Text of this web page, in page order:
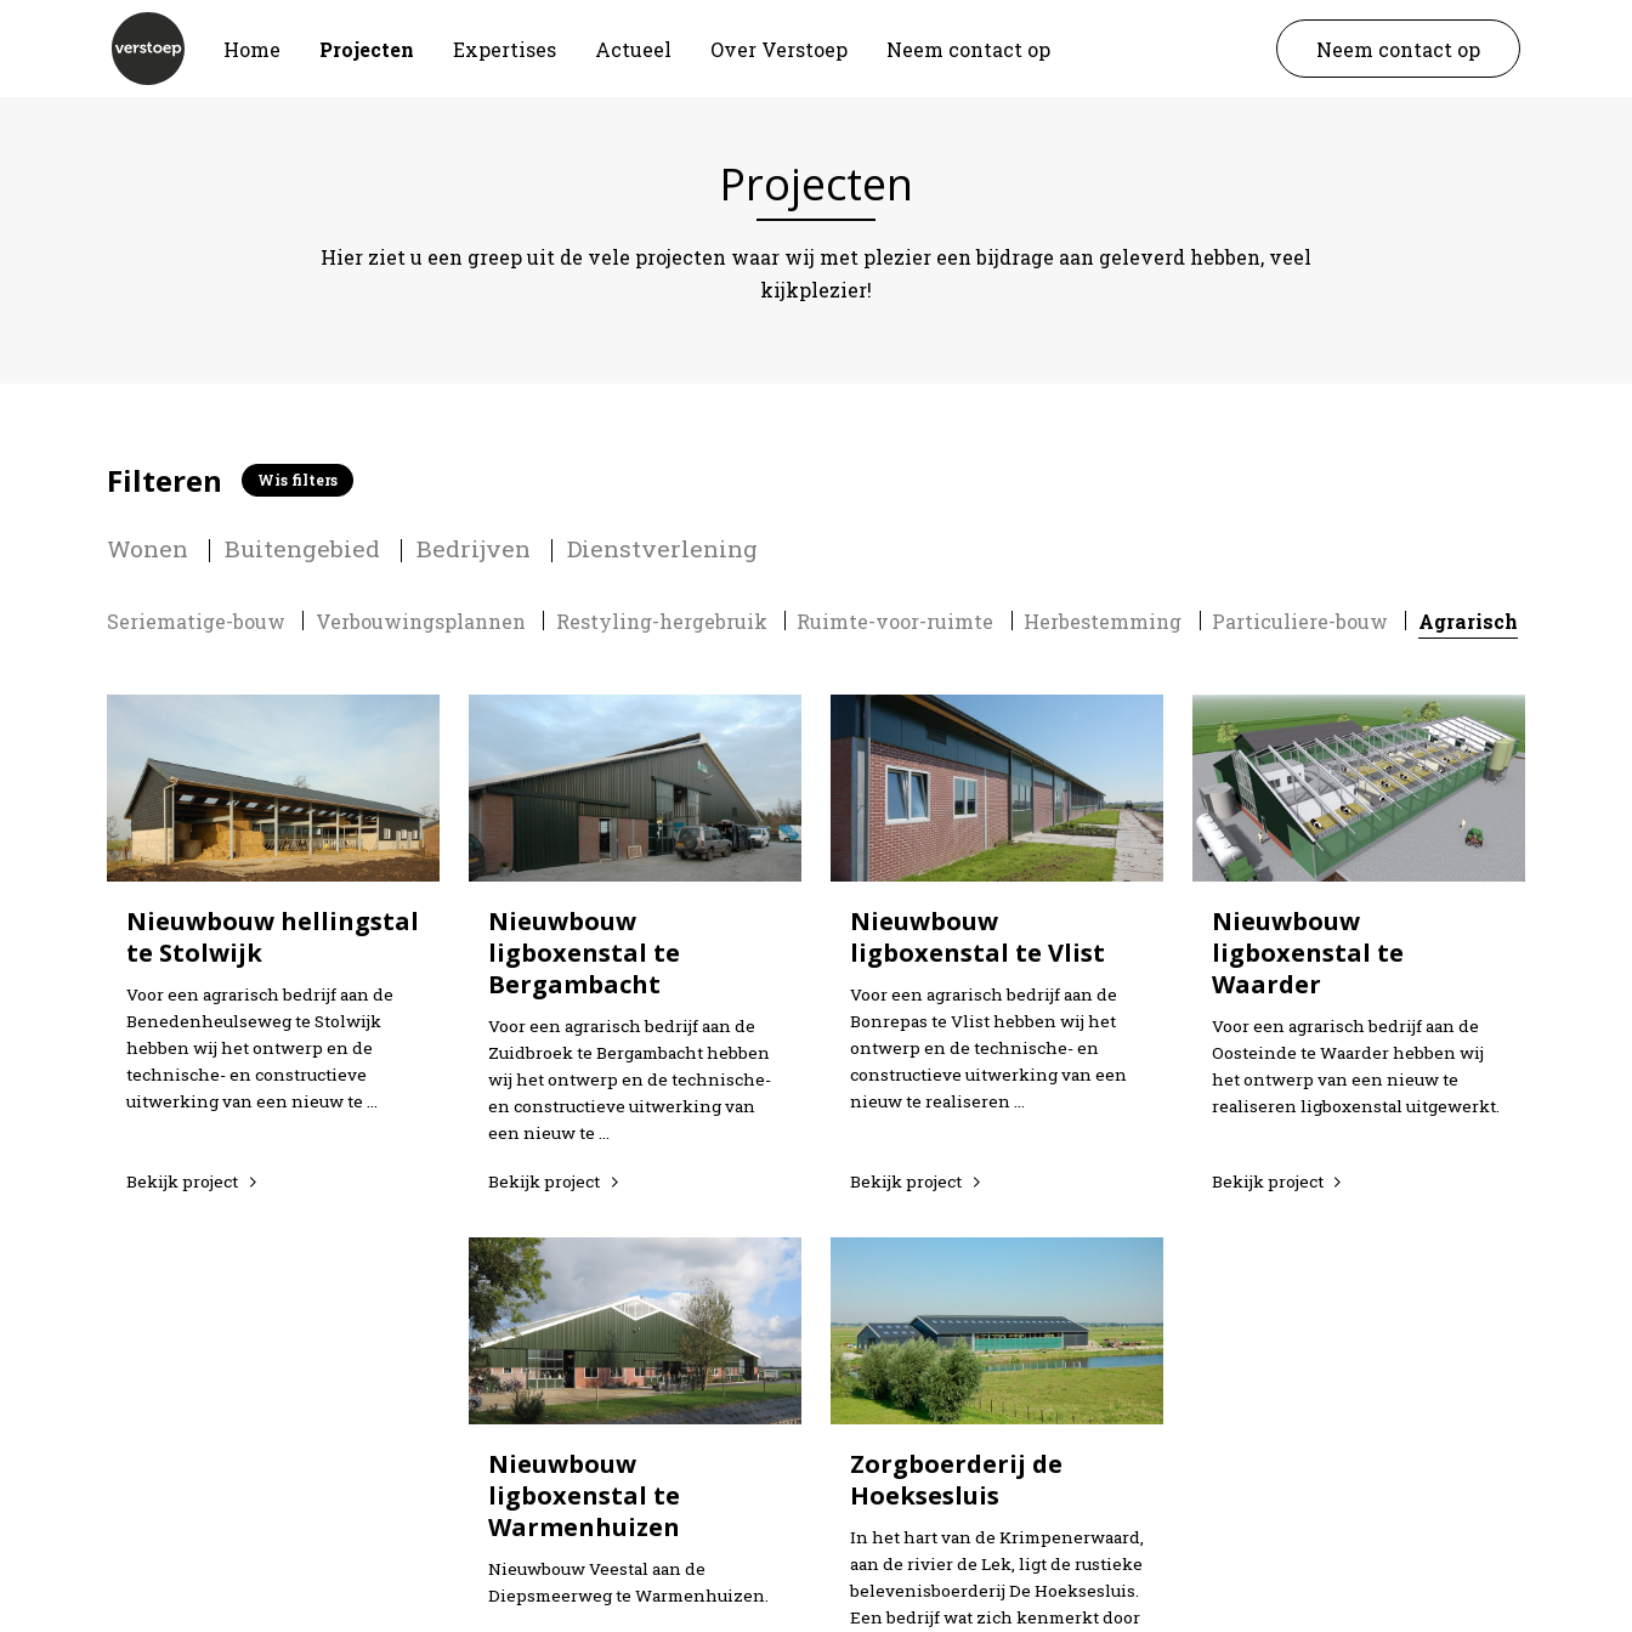
Home Projecten Expertises Actueel Over Verstoep Neem contact op Neem contact op
Projecten
Hier ziet u een greep uit de vele projecten waar wij met plezier een bijdrage aan geleverd hebben, veel
kijkplezier!
Filteren Wis filters
Wonen Buitengebied Bedrijven Dienstverlening
Seriematige-bouw Verbouwingsplannen Restyling-hergebruik Ruimte-voor-ruimte Herbestemming Particuliere-bouw Agrarisch
Nieuwbouw hellingstal
te Stolwijk
Voor een agrarisch bedrijf aan de
Benedenheulseweg te Stolwijk
hebben wij het ontwerp en de
technische- en constructieve
uitwerking van een nieuw te …
Bekijk project
Nieuwbouw
ligboxenstal te
Bergambacht
Voor een agrarisch bedrijf aan de
Zuidbroek te Bergambacht hebben
wij het ontwerp en de technische-
en constructieve uitwerking van
een nieuw te …
Bekijk project
Nieuwbouw
ligboxenstal te Vlist
Voor een agrarisch bedrijf aan de
Bonrepas te Vlist hebben wij het
ontwerp en de technische- en
constructieve uitwerking van een
nieuw te realiseren …
Bekijk project
Nieuwbouw
ligboxenstal te
Waarder
Voor een agrarisch bedrijf aan de
Oosteinde te Waarder hebben wij
het ontwerp van een nieuw te
realiseren ligboxenstal uitgewerkt.
Bekijk project
Nieuwbouw
ligboxenstal te
Warmenhuizen
Nieuwbouw Veestal aan de
Diepsmeerweg te Warmenhuizen.
Zorgboerderij de
Hoeksesluis
In het hart van de Krimpenerwaard,
aan de rivier de Lek, ligt de rustieke
belevenisboerderij De Hoeksesluis.
Een bedrijf wat zich kenmerkt door